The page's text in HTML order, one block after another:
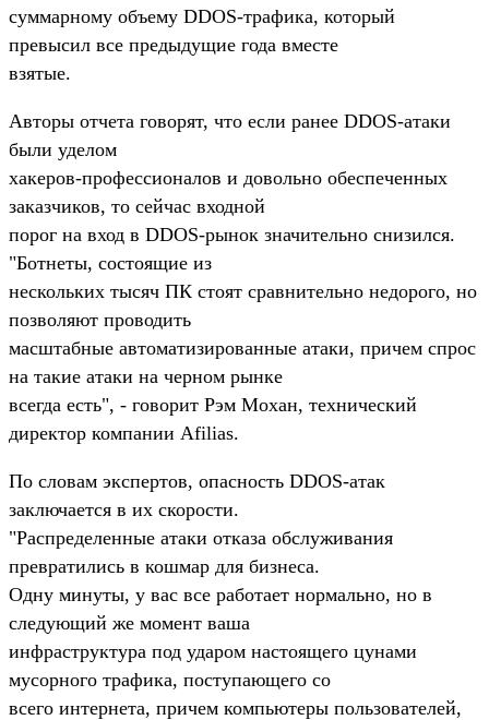
суммарному объему DDOS-трафика, который
превысил все предыдущие года вместе
взятые.
Авторы отчета говорят, что если ранее DDOS-атаки
были уделом
хакеров-профессионалов и довольно обеспеченных
заказчиков, то сейчас входной
порог на вход в DDOS-рынок значительно снизился.
"Ботнеты, состоящие из
нескольких тысяч ПК стоят сравнительно недорого, но
позволяют проводить
масштабные автоматизированные атаки, причем спрос
на такие атаки на черном рынке
всегда есть", - говорит Рэм Мохан, технический
директор компании Afilias.
По словам экспертов, опасность DDOS-атак
заключается в их скорости.
"Распределенные атаки отказа обслуживания
превратились в кошмар для бизнеса.
Одну минуты, у вас все работает нормально, но в
следующий же момент ваша
инфраструктура под ударом настоящего цунами
мусорного трафика, поступающего со
всего интернета, причем компьютеры пользователей,